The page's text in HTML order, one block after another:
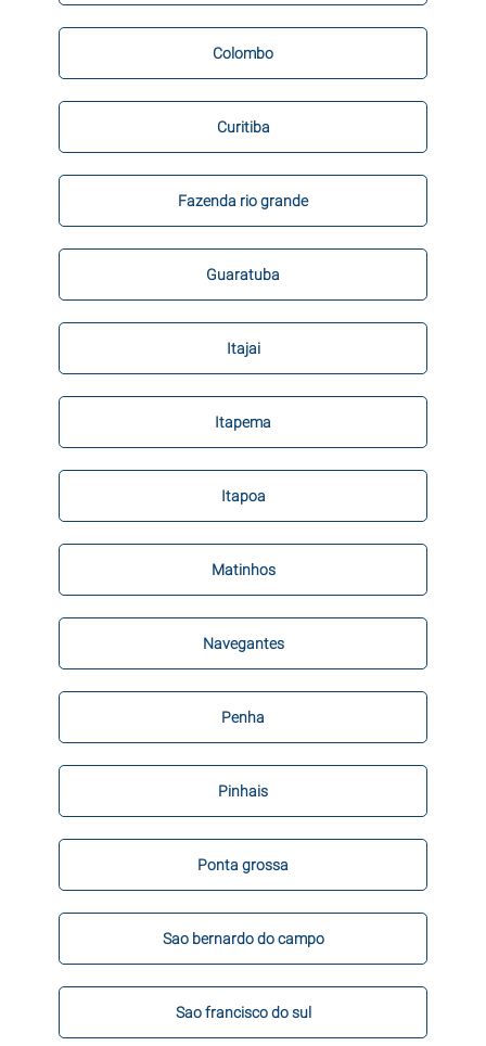
Colombo
Curitiba
Fazenda rio grande
Guaratuba
Itajai
Itapema
Itapoa
Matinhos
Navegantes
Penha
Pinhais
Ponta grossa
Sao bernardo do campo
Sao francisco do sul